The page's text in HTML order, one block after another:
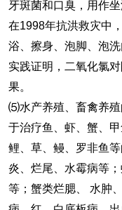
牙斑菌和口臭，用作
在1998年抗洪救灾中
浴、擦身、泡脚、泡
实践证明，二氧化氯
果。
⑸水产养殖、畜禽养殖
于治疗鱼、虾、蟹、
鲤、草、鳗、罗非鱼
炎、烂尾、水霉病等
等；蟹类烂腮、 水肿